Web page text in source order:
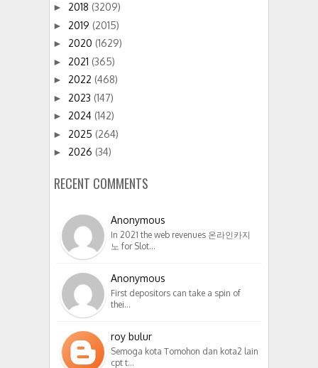
► 2018 (3209)
► 2019 (2015)
► 2020 (1629)
► 2021 (365)
► 2022 (468)
► 2023 (147)
► 2024 (142)
► 2025 (264)
► 2026 (34)
RECENT COMMENTS
Anonymous
In 2021 the web revenues 온라인카지
노 for Slot…
Anonymous
First depositors can take a spin of
thei…
roy bulur
Semoga kota Tomohon dan kota2 lain
cpt t…